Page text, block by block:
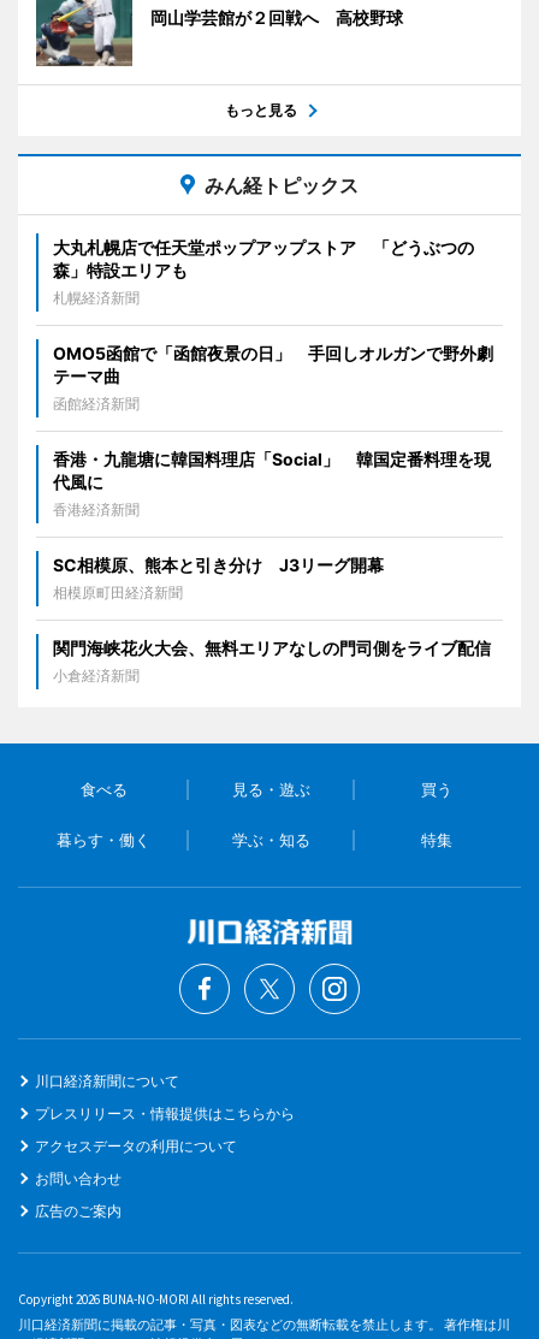
岡山学芸館が２回戦へ 高校野球
もっと見る
みん経トピックス
大丸札幌店で任天堂ポップアップストア 「どうぶつの
森」特設エリアも
札幌経済新聞
OMO5函館で「函館夜景の日」 手回しオルガンで野外劇
テーマ曲
函館経済新聞
香港・九龍塘に韓国料理店「Social」 韓国定番料理を現
代風に
香港経済新聞
SC相模原、熊本と引き分け J3リーグ開幕
相模原町田経済新聞
関門海峡花火大会、無料エリアなしの門司側をライブ配信
小倉経済新聞
食べる 見る・遊ぶ 買う
暮らす・働く 学ぶ・知る 特集
川口経済新聞について
プレスリリース・情報提供はこちらから
アクセスデータの利用について
お問い合わせ
広告のご案内
Copyright 2026 BUNA-NO-MORI All rights reserved.
川口経済新聞に掲載の記事・写真・図表などの無断転載を禁止します。 著作権は川